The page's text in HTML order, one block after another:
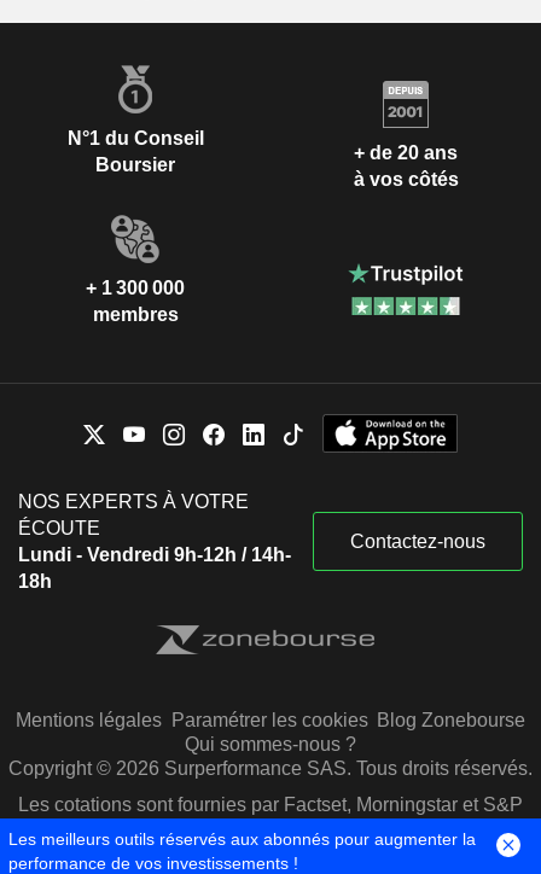
N°1 du Conseil
Boursier
+ de 20 ans
à vos côtés
+ 1 300 000
membres
NOS EXPERTS À VOTRE
ÉCOUTE
Lundi - Vendredi 9h-12h / 14h-
18h
Contactez-nous
Mentions légales Paramétrer les cookies Blog Zonebourse
Qui sommes-nous ?
Copyright © 2026 Surperformance SAS. Tous droits réservés.
Les cotations sont fournies par Factset, Morningstar et S&P
Capital IQ
Les meilleurs outils réservés aux abonnés pour augmenter la
performance de vos investissements !